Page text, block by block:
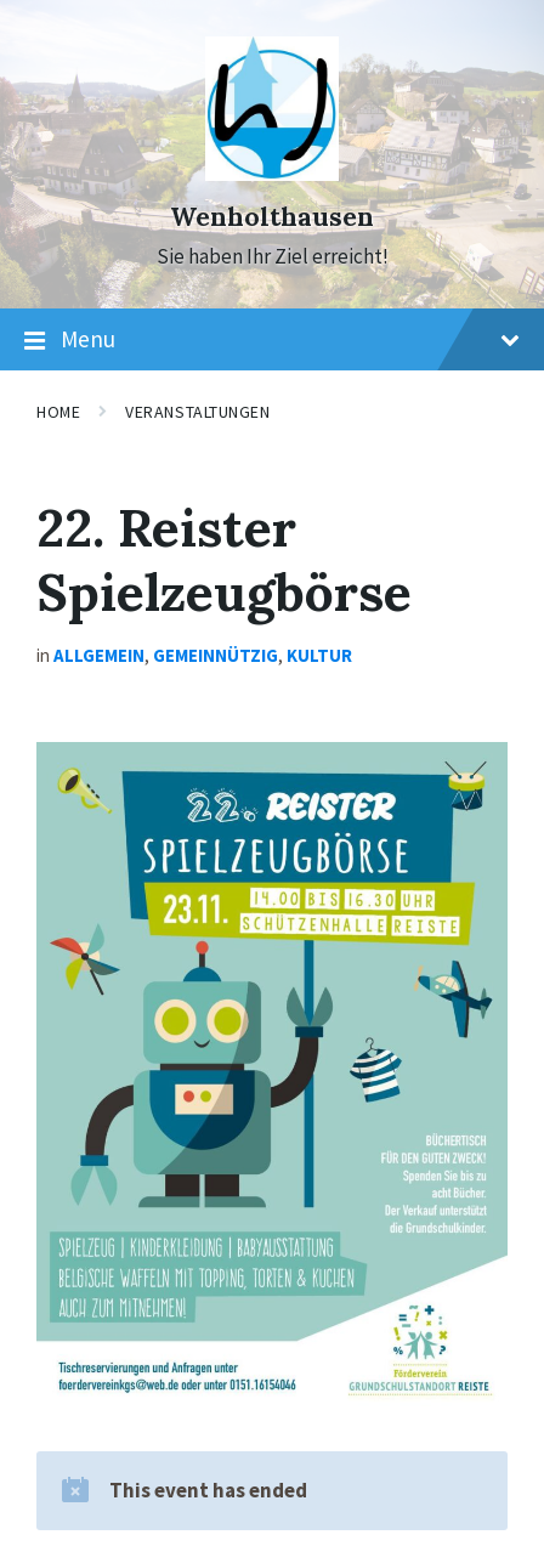
navigation
Wenholthausen
Sie haben Ihr Ziel erreicht!
Menu
HOME VERANSTALTUNGEN
22. Reister
Spielzeugbörse
in ALLGEMEIN, GEMEINNÜTZIG, KULTUR
This event has ended